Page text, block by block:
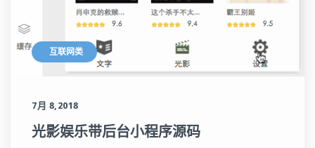
互联网类
7月 8,2018
光影娱乐带后台小程序源码